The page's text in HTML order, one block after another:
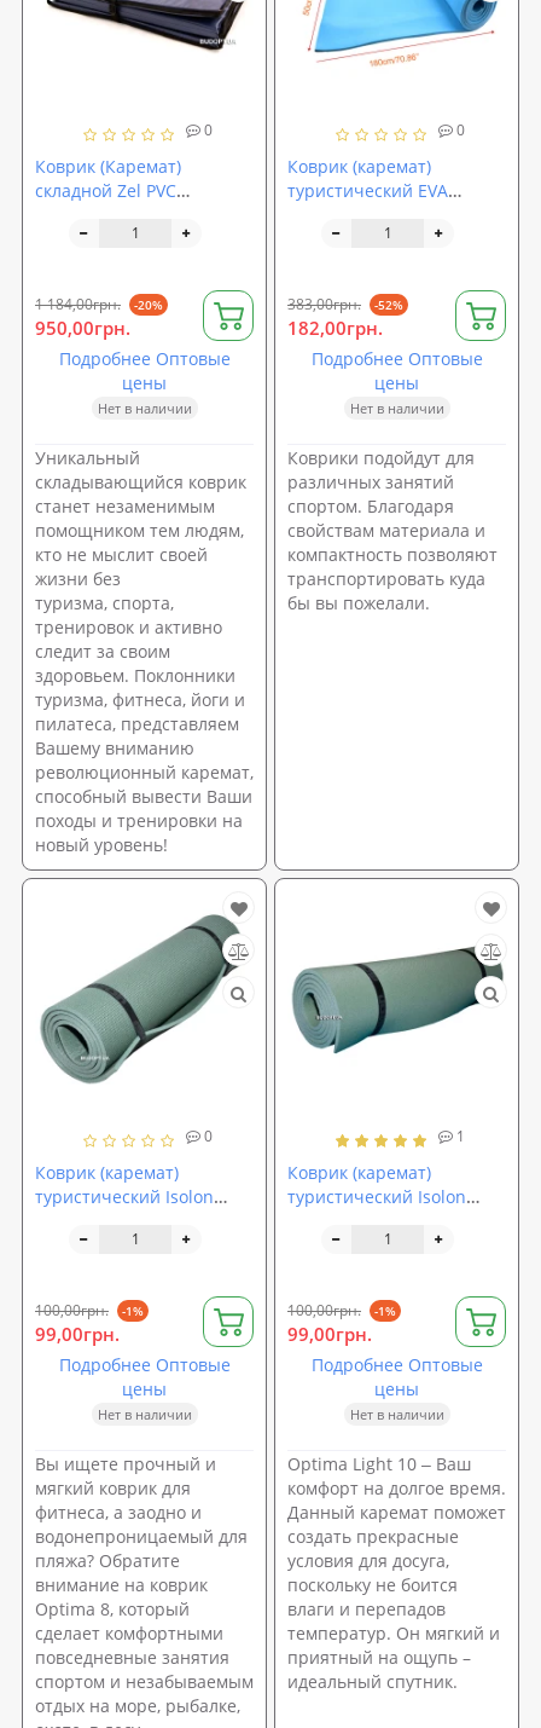
0
Коврик (Каремат)
складной Zel PVC
1 184,00грн. -20%
950,00грн.
Подробнее Оптовые
цены
Нет в наличии
Уникальный
складывающийся коврик
станет незаменимым
помощником тем людям,
кто не мыслит своей
жизни без
туризма, спорта,
тренировок и активно
следит за своим
здоровьем. Поклонники
туризма, фитнеса, йоги и
пилатеса, представляем
Вашему вниманию
революционный каремат,
способный вывести Ваши
походы и тренировки на
новый уровень!
0
Коврик (каремат)
туристический EVA
383,00грн. -52%
182,00грн.
Подробнее Оптовые
цены
Нет в наличии
Коврики подойдут для
различных занятий
спортом. Благодаря
свойствам материала и
компактность позволяют
транспортировать куда
бы вы пожелали.
0
Коврик (каремат)
туристический Isolon
100,00грн. -1%
99,00грн.
Подробнее Оптовые
цены
Нет в наличии
Вы ищете прочный и
мягкий коврик для
фитнеса, а заодно и
водонепроницаемый для
пляжа? Обратите
внимание на коврик
Optima 8, который
сделает комфортными
повседневные занятия
спортом и незабываемым
отдых на море, рыбалке,
1
Коврик (каремат)
туристический Isolon
100,00грн. -1%
99,00грн.
Подробнее Оптовые
цены
Нет в наличии
Optima Light 10 ‒ Ваш
комфорт на долгое время.
Данный каремат поможет
создать прекрасные
условия для досуга,
поскольку не боится
влаги и перепадов
температур. Он мягкий и
приятный на ощупь –
идеальный спутник.